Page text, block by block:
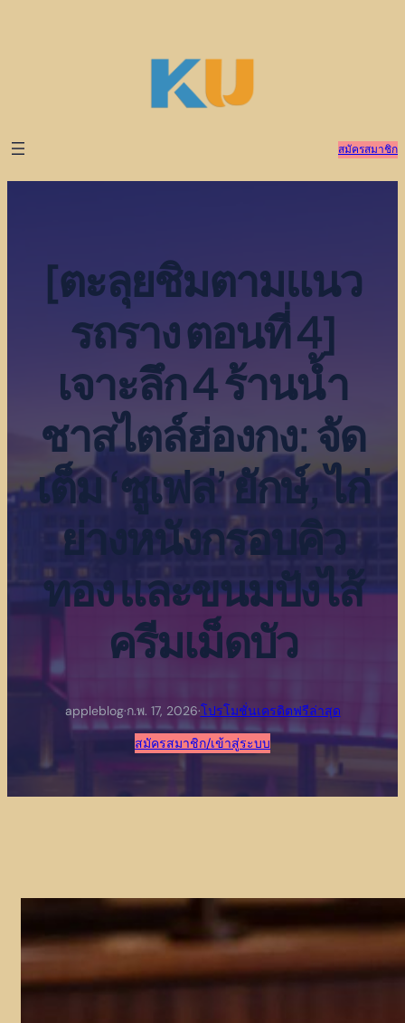
สมัครสมาชิก
[ตะลุยชิมตามแนว
รถราง ตอนที่ 4]
เจาะลึก 4 ร้านน้ำ
ชาสไตล์ฮ่องกง: จัด
เต็ม ‘ซูเฟล่’ ยักษ์, ไก่
ย่างหนังกรอบคิว
ทอง และขนมปังไส้
ครีมเม็ดบัว
appleblog·ก.พ. 17, 2026·โปรโมชั่นเครดิตฟรีล่าสุด
สมัครสมาชิก/เข้าสู่ระบบ